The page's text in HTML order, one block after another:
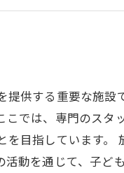
供する重要な施
では、専門のス
目指しています。
動を通じて、子